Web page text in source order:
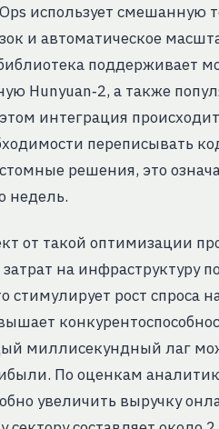
использует
и автоматическое
поддерживает
Hunyuan‑2, а также
интеграция
переписывать
решения, это
недель.
от такой оптимизации
на инфраструктуру
стимулирует рост спроса
миллисекундный лаг
По оценкам
увеличить выручку